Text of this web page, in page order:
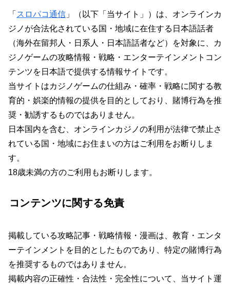
「 スロパコ通信 」（以下「当サイト」）は、オンラインカ
ジノが合法化されている国・地域に在住する日本語話者
（海外在留邦人・日系人・日本語話者など）を対象に、カ
ジノゲームの攻略情報・戦略・エンターテインメントコン
テンツを日本語で提供する情報サイトです。
当サイトはカジノゲームの仕組み・確率・戦略に関する教
育的・娯楽的情報の提供を目的としており、賭博行為を推
奨・勧誘するものではありません。
日本国内を含む、オンラインカジノの利用が法律で禁止さ
れている国・地域にお住まいの方はご利用をお断りしま
す。
18歳未満の方のご利用もお断りします。
コンテンツに関する免責
掲載している攻略記事・戦略情報・漫画は、教育・エンタ
ーテインメントを目的としたものであり、特定の賭博行為
を推奨するものではありません。
掲載内容の正確性・合法性・完全性について、当サイト運